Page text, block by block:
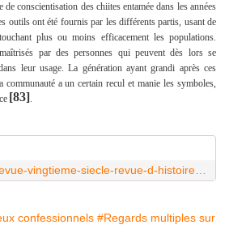
conscientisation des chiites entamée dans les années
outils ont été fournis par les différents partis, usant de
plus ou moins efficacement les populations.
par des personnes qui peuvent dès lors se
leur usage. La génération ayant grandi après ces
communauté a un certain recul et manie les symboles,
[83].
confessionnels #Regards multiples sur